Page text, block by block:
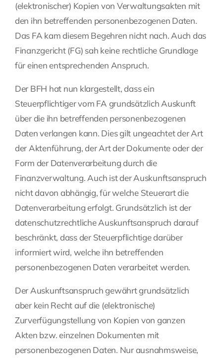
(elektronischer) Kopien von Verwaltungsakten mit
den ihn betreffenden personenbezogenen Daten.
Das FA kam diesem Begehren nicht nach. Auch das
Finanzgericht (FG) sah keine rechtliche Grundlage
für einen entsprechenden Anspruch.
Der BFH hat nun klargestellt, dass ein
Steuerpflichtiger vom FA grundsätzlich Auskunft
über die ihn betreffenden personenbezogenen
Daten verlangen kann. Dies gilt ungeachtet der Art
der Aktenführung, der Art der Dokumente oder der
Form der Datenverarbeitung durch die
Finanzverwaltung. Auch ist der Auskunftsanspruch
nicht davon abhängig, für welche Steuerart die
Datenverarbeitung erfolgt. Grundsätzlich ist der
datenschutzrechtliche Auskunftsanspruch darauf
beschränkt, dass der Steuerpflichtige darüber
informiert wird, welche ihn betreffenden
personenbezogenen Daten verarbeitet werden.
Der Auskunftsanspruch gewährt grundsätzlich
aber kein Recht auf die (elektronische)
Zurverfügungstellung von Kopien von ganzen
Akten bzw. einzelnen Dokumenten mit
personenbezogenen Daten. Nur ausnahmsweise,